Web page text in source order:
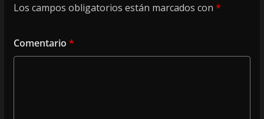
Los campos obligatorios están marcados con *
Comentario *